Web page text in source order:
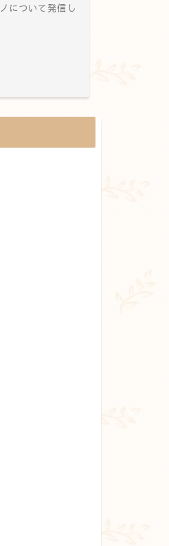
について発信し